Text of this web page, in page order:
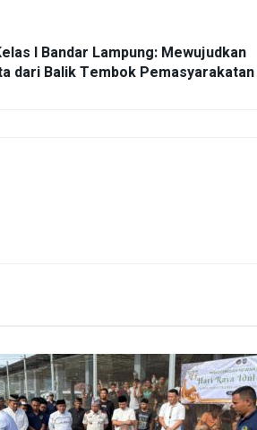
I Bandar Lampung: Mewujudkan
dari Balik Tembok Pemasyarakatan